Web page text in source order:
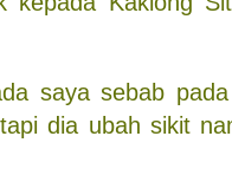
saya sebab
dia ubah sikit